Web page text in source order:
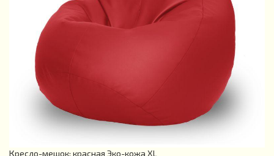
Кресло-мешок: красная Эко-кожа XL